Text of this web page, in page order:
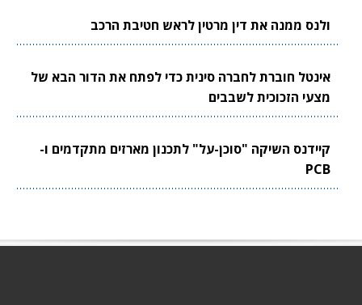
ולנס ממנה את דין מרטין לראש חטיבת הרכב
אינטל חוברת לחברה סינית כדי לפתח את הדור הבא של
מצעי הזכוכית לשבבים
קיידנס השיקה "סוכן-על" לתכנון מארזים מתקדמים ו-
PCB